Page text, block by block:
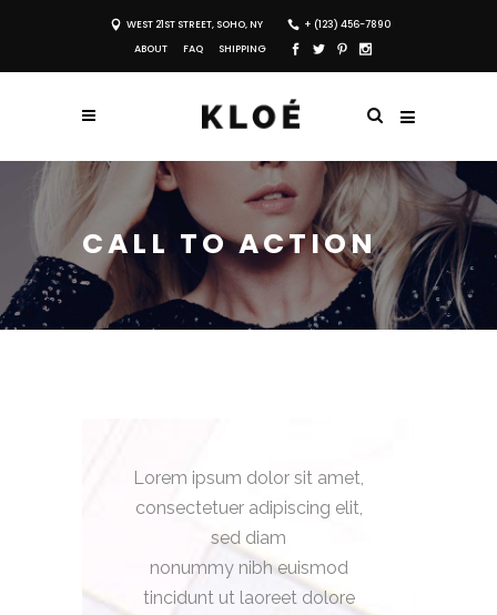
WEST 21ST STREET, SOHO, NY
+ (123) 456-7890
ABOUT
FAQ SHIPPING
CALL TO ACTION
Lorem ipsum dolor sit amet,
consectetuer adipiscing elit,
sed diam
nonummy nibh euismod
tincidunt ut laoreet dolore